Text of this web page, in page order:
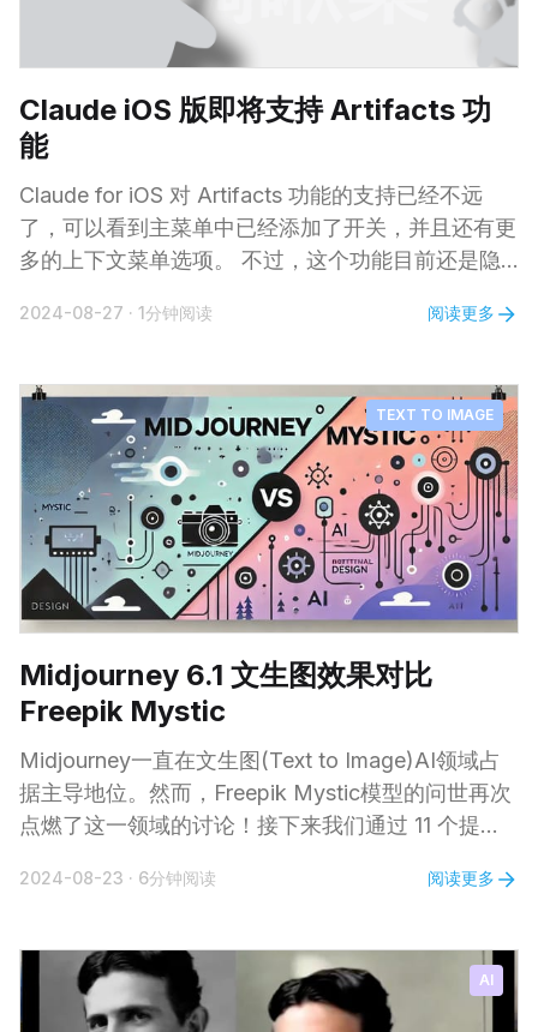
同时也排出身体积存的有害物质。熟悉我的朋友都知
道我有贫血状况，或许因为我流失得比别人快，又或
等等，一直不达标。
Claude iOS 版即将支持 Artifacts 功
能
Claude for iOS 对 Artifacts 功能的支持已经不远
了，可以看到主菜单中已经添加了开关，并且还有更
多的上下文菜单选项。 不过，这个功能目前还是隐
本应用现在有了带搜索功能的项目视图，与网页版功
2024-08-27 · 1分钟阅读 阅读更多
TEXT TO IMAGE
Midjourney 6.1 文生图效果对比
Freepik Mystic
Midjourney一直在文生图(Text to Image)AI领域占
据主导地位。然而，Freepik Mystic模型的问世再次
点燃了这一领域的讨论！接下来我们通过 11 个提示
筹，您自行判断。 1、一个金发年轻女子躺在草地
的阴影 | 自然美，细腻的雀斑，逼真的质感，空灵的
氛围 | 使用佳能EOS R5拍摄 | 照片写实风格 | 黄金
时刻的光线 2、从空中俯瞰一座沿河而建的现代城
2024-08-23 · 6分钟阅读 阅读更多
AI